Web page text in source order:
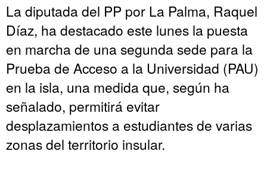
La diputada del PP por La Palma, Raquel
Díaz, ha destacado este lunes la puesta
en marcha de una segunda sede para la
Prueba de Acceso a la Universidad (PAU)
en la isla, una medida que, según ha
señalado, permitirá evitar
desplazamientos a estudiantes de varias
zonas del territorio insular.